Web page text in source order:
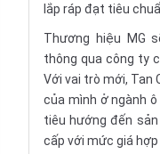
lắp ráp đạt tiêu
Thương hiệu MG
thông qua công ty
Với vai trò mới, Tan
của mình ở ngành
tiêu hướng đến
cấp với mức giá hợp